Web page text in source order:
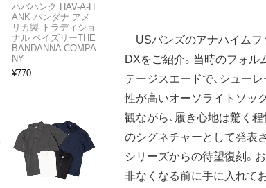
USバンズのアナハイムフ
DXをご紹介。当時のフォル
テージスエードで、シュー
性が高いオーソライトソッ
観ながら、履き心地は驚く
のシグネチャーとして発表
シリーズからの待望復刻。
非なくなる前に手に入れて
ハバハンク HAV-A-H
ANK バンダナ アメ
リカ製 トラディショ
ナル ペイズリーTHE
BANDANNA COMPA
NY
¥770